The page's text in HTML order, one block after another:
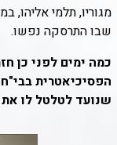
מגוריו, תלמי
שבו התרסקה נפשו.
כמה ימים לפני כן
הפסיכיאטרית
שנועד לטלטל לו